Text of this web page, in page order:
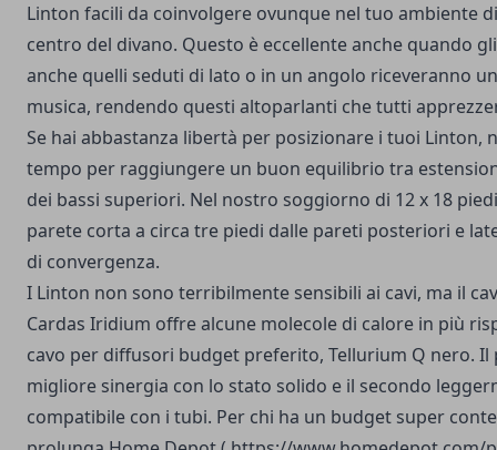
Linton facili da coinvolgere ovunque nel tuo ambiente
centro del divano. Questo è eccellente anche quando
anche quelli seduti di lato o in un angolo riceveranno
musica, rendendo questi altoparlanti che tutti
Se hai abbastanza libertà per posizionare i tuoi Linton,
tempo per raggiungere un buon equilibrio tra
dei bassi superiori. Nel nostro soggiorno di 12 x 18
parete corta a circa tre piedi dalle pareti posteriori e
di convergenza.
I Linton non sono terribilmente sensibili ai cavi, ma il
Cardas Iridium offre alcune molecole di calore in più
cavo per diffusori budget preferito, Tellurium Q nero.
migliore sinergia con lo stato solido e il secondo
compatibile con i tubi. Per chi ha un budget super